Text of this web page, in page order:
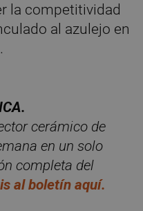
la competitividad
al azulejo en
cerámico de
en un solo
n completa del
al boletín aquí.